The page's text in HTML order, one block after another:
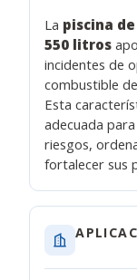
La piscina
550 litros
incidentes de
combustible
Esta
adecuada
riesgos,
fortalecer sus